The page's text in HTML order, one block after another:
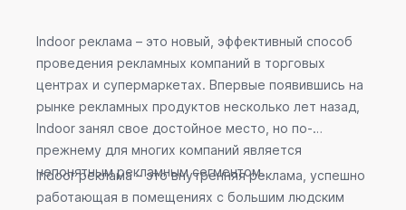
Indoor реклама – это новый, эффективный способ
проведения рекламных компаний в торговых
центрах и супермаркетах. Впервые появившись на
рынке рекламных продуктов несколько лет назад,
Indoor занял свое достойное место, но по-
прежнему для многих компаний является
непонятным рекламным сегментом.
Indoor реклама – это внутренняя реклама, успешно
работающая в помещениях с большим людским